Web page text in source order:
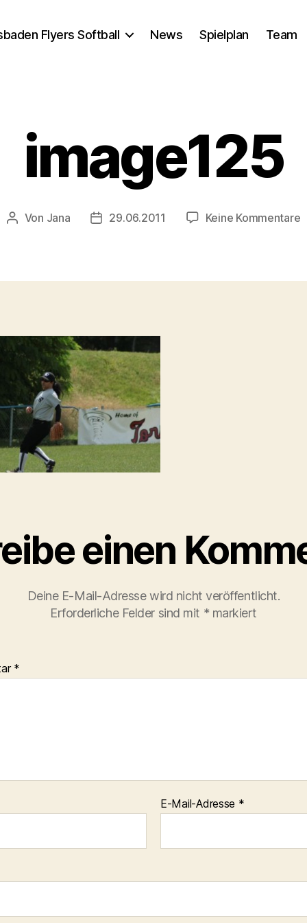
Flyers Softball News Spielplan Team
image125
Beitragsautor
Von Jana Veröffentlichungsdatum
29.06.2011 Keine Kommentarezu
einen
Deine E-Mail-Adresse wird nicht veröffentlicht.
Erforderliche Felder sind mit * markiert
*
E-Mail-Adresse *